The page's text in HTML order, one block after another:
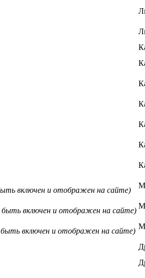
включен и отображен на сайте)
быть включен и отображен на сайте)
быть включен и отображен на сайте)